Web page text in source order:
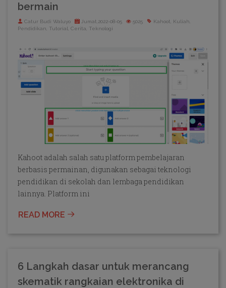
bermain
Catur Budi Waluyo Jumat,2022-08-05 5025
Kahoot, Kuliah,
Pendidikan, Tutorial, Cerita, Teknologi
Kahoot adalah salah satu platform pembelajaran
berbasis permainan, digunakan sebagai teknologi
pendidikan di sekolah dan lembaga pendidikan
lainnya. Platform ini
READ MORE
6 Langkah dasar untuk merancang
skematik rangkaian elektronika di